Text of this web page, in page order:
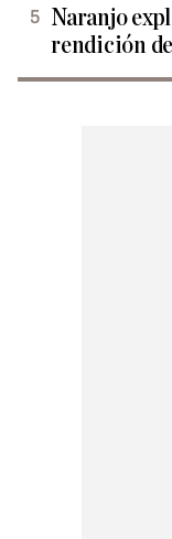
Naranjo
rendición